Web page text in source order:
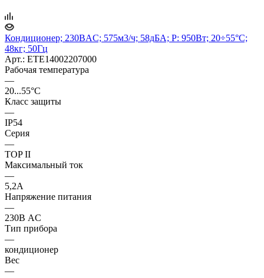
Кондиционер; 230ВAC; 575м3/ч; 58дБА; P: 950Вт; 20÷55°C;
48кг; 50Гц
Арт.: ETE14002207000
Рабочая температура
—
20...55°C
Класс защиты
—
IP54
Серия
—
TOP II
Максимальный ток
—
5,2А
Напряжение питания
—
230В AC
Тип прибора
—
кондиционер
Вес
—